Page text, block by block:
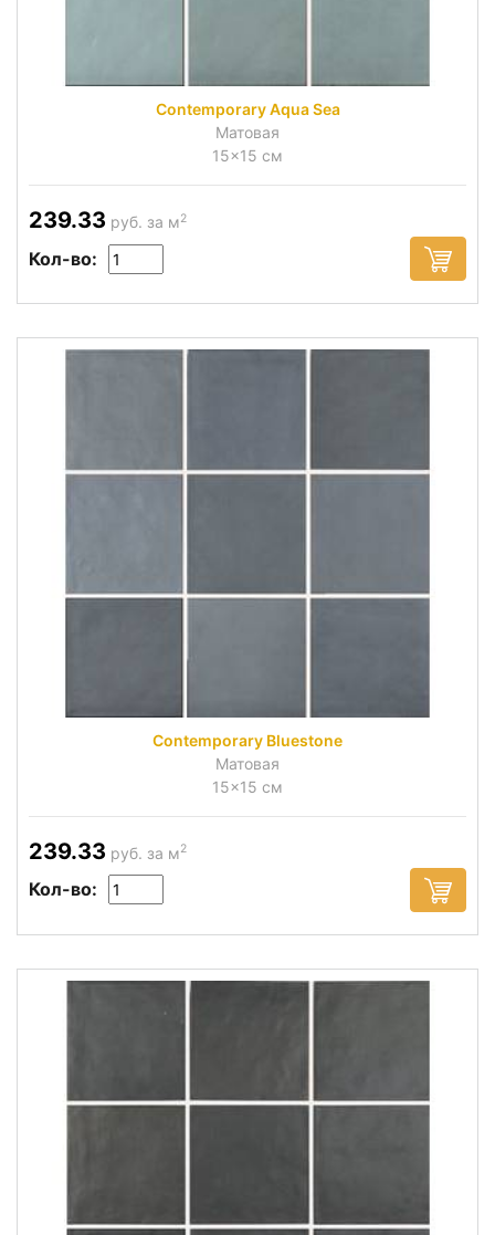
Contemporary Aqua Sea
Матовая
15x15 см
239.33 руб. за м2
Кол-во:
Contemporary Bluestone
Матовая
15x15 см
239.33 руб. за м2
Кол-во: